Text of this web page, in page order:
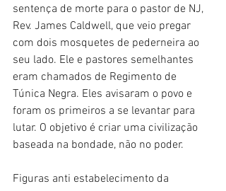
sentença de morte para o pastor de NJ,
Rev. James Caldwell, que veio pregar
com dois mosquetes de pederneira ao
seu lado. Ele e pastores semelhantes
eram chamados de Regimento de
Túnica Negra. Eles avisaram o povo e
foram os primeiros a se levantar para
lutar. O objetivo é criar uma civilização
baseada na bondade, não no poder.
Figuras anti estabelecimento da